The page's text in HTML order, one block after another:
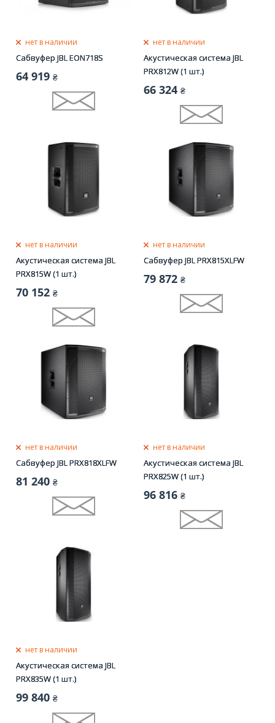
нет в наличии
Сабвуфер JBL EON718S
64 919 ₴
нет в наличии
Акустическая система JBL
PRX812W (1 шт.)
66 324 ₴
нет в наличии
Акустическая система JBL
PRX815W (1 шт.)
70 152 ₴
нет в наличии
Сабвуфер JBL PRX815XLFW
79 872 ₴
нет в наличии
Сабвуфер JBL PRX818XLFW
81 240 ₴
нет в наличии
Акустическая система JBL
PRX825W (1 шт.)
96 816 ₴
нет в наличии
Акустическая система JBL
PRX835W (1 шт.)
99 840 ₴